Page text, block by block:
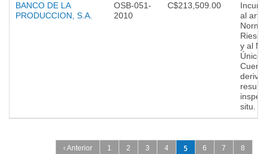
BANCO DE LA
PRODUCCION, S.A.
OSB-051-
2010
C$213,509.00
al
y al
Único
situ.
Páginas
‹ Anterior 1 2 3 4 5 6 7 8